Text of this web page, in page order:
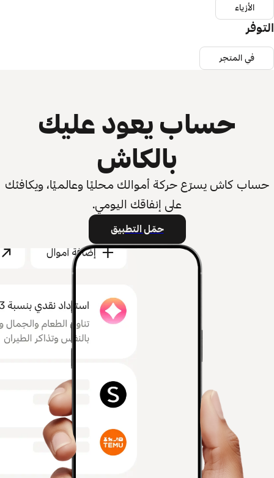
الأزياء
التوفر
في المتجر
حساب يعود عليك
بالكاش
حساب كاش يسرّع حركة أموالك محليًا وعالميًا، ويكافئك
على إنفاقك اليومي.
حمّل التطبيق